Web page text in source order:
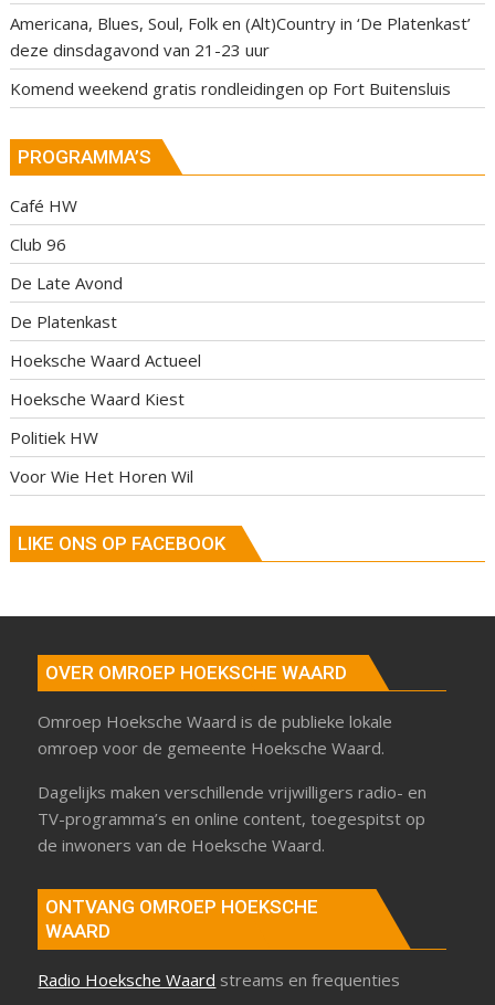
Americana, Blues, Soul, Folk en (Alt)Country in ‘De Platenkast’
deze dinsdagavond van 21-23 uur
Komend weekend gratis rondleidingen op Fort Buitensluis
PROGRAMMA’S
Café HW
Club 96
De Late Avond
De Platenkast
Hoeksche Waard Actueel
Hoeksche Waard Kiest
Politiek HW
Voor Wie Het Horen Wil
LIKE ONS OP FACEBOOK
OVER OMROEP HOEKSCHE WAARD
Omroep Hoeksche Waard is de publieke lokale
omroep voor de gemeente Hoeksche Waard.
Dagelijks maken verschillende vrijwilligers radio- en
TV-programma’s en online content, toegespitst op
de inwoners van de Hoeksche Waard.
ONTVANG OMROEP HOEKSCHE
WAARD
Radio Hoeksche Waard streams en frequenties